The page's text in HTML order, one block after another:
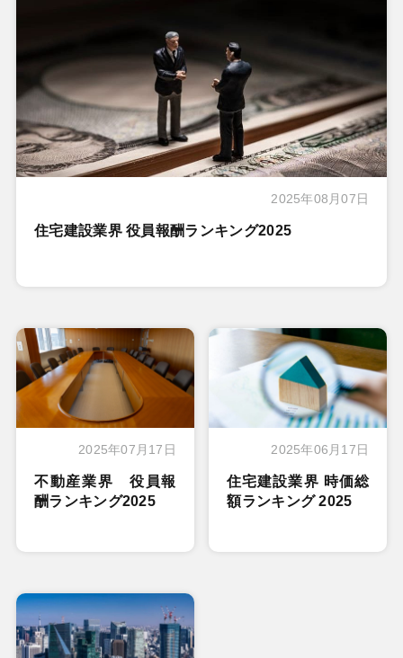
2025年08月07日
住宅建設業界 役員報酬ランキング2025
2025年07月17日
不動産業界 役員報
酬ランキング2025
2025年06月17日
住宅建設業界 時価総
額ランキング 2025